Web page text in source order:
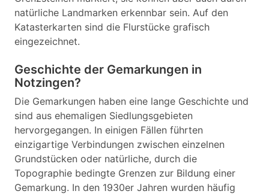
natürliche Landmarken erkennbar sein. Auf den
Katasterkarten sind die Flurstücke grafisch
eingezeichnet.
Geschichte der Gemarkungen in
Notzingen?
Die Gemarkungen haben eine lange Geschichte und
sind aus ehemaligen Siedlungsgebieten
hervorgegangen. In einigen Fällen führten
einzigartige Verbindungen zwischen einzelnen
Grundstücken oder natürliche, durch die
Topographie bedingte Grenzen zur Bildung einer
Gemarkung. In den 1930er Jahren wurden häufig